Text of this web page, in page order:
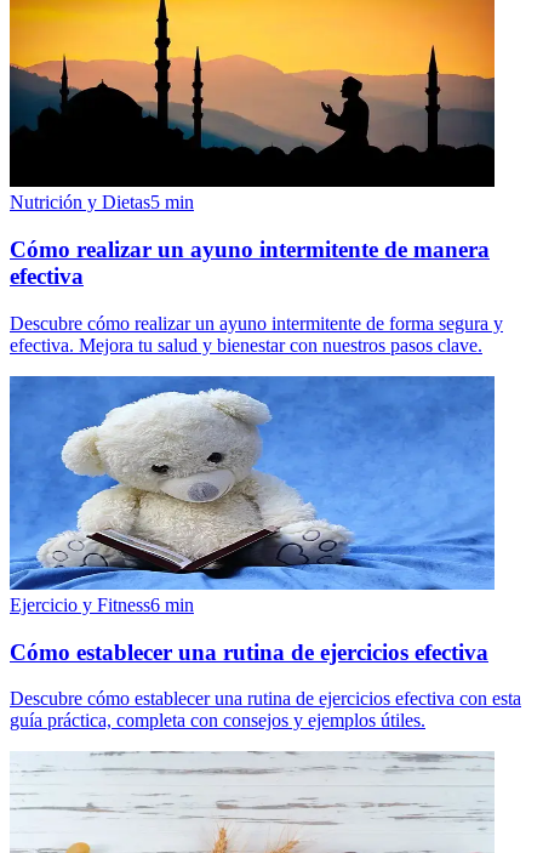
Nutrición y Dietas5 min
Cómo realizar un ayuno intermitente de manera
efectiva
Descubre cómo realizar un ayuno intermitente de forma segura y
efectiva. Mejora tu salud y bienestar con nuestros pasos clave.
Ejercicio y Fitness6 min
Cómo establecer una rutina de ejercicios efectiva
Descubre cómo establecer una rutina de ejercicios efectiva con esta
guía práctica, completa con consejos y ejemplos útiles.